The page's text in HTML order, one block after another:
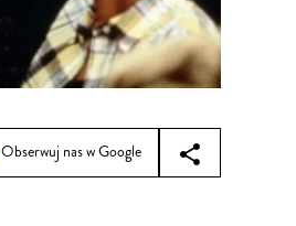
Obserwuj nas w Google